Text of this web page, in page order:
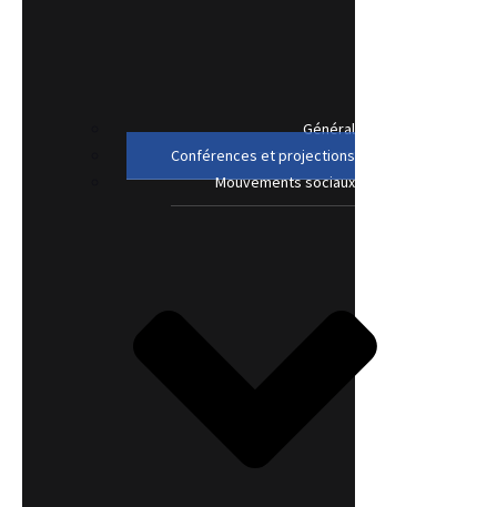
Général
Conférences et projections
Mouvements sociaux